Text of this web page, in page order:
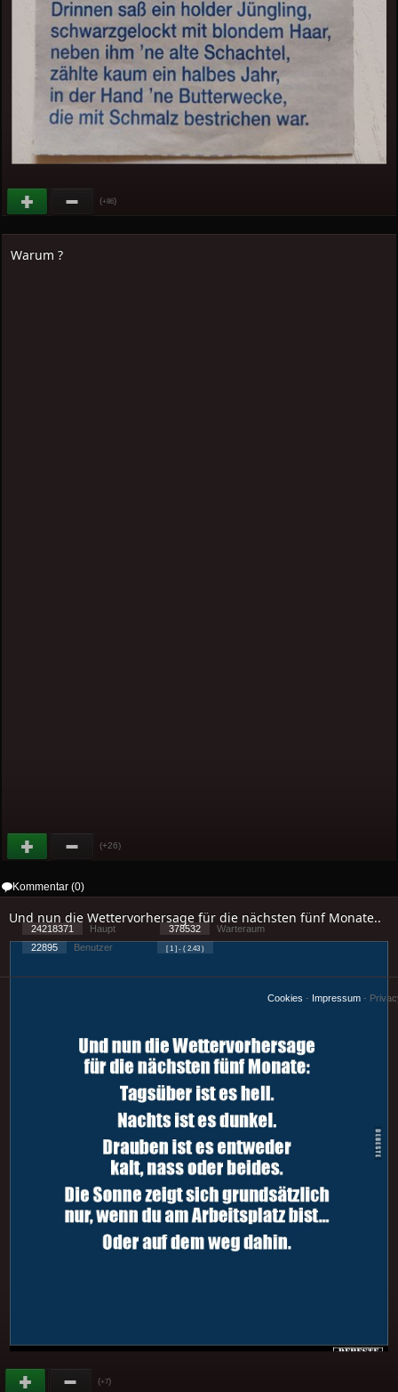
(+86)
Warum ?
(+26)
Kommentar (0)
Und nun die Wettervorhersage für die nächsten fünf Monate..
(+7)
24218371 Haupt 378532
Warteraum
22895
Benutzer [ 1 ] - ( 2.43 )
Cookies - Impressum -